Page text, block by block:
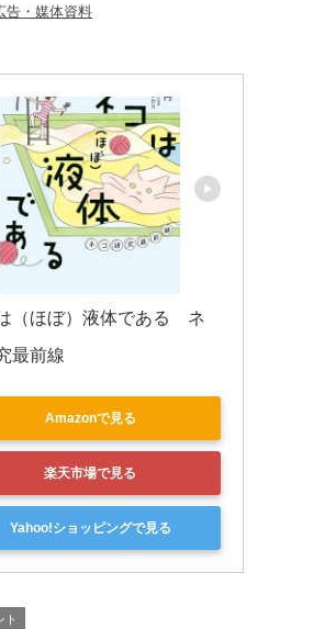
告・媒体資料
（ほぼ）液体である　ネ
最前線
Amazonで見る
楽天市場で見る
Yahoo!ショッピングで見る
ト